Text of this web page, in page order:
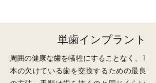
単歯インプラント
周囲の健康な歯を犠牲にすることなく、1
本の欠けている歯を交換するための最良